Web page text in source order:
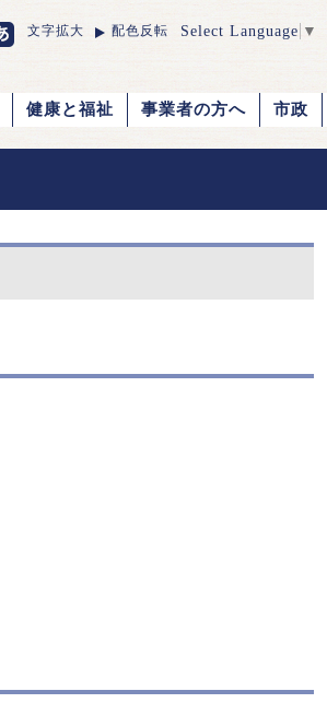
文字拡大 配色反転 Select Language ▼
健康と福祉 事業者の方へ 市政